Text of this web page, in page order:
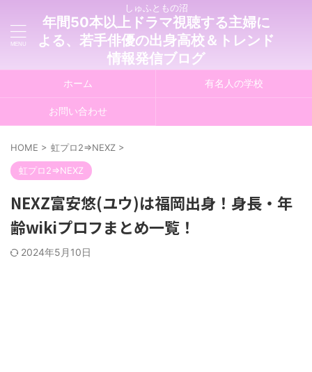
しゅふともの沼
年間50本以上ドラマ視聴する主婦に
よる、若手俳優の出身高校＆トレンド
情報発信ブログ
ホーム 有名人の学校
お問い合わせ
HOME > 虹プロ2⇒NEXZ >
虹プロ2⇒NEXZ
NEXZ富安悠(ユウ)は福岡出身！身長・年
齢wikiプロフまとめ一覧！
2024年5月10日